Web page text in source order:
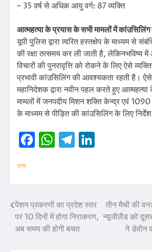
– 35 वर्ष से अधिक आयु वर्ग: 87 व्यक्ति
आत्महत्या के प्रयास के सभी मामलों में
यूपी पुलिस द्वारा त्वरित हस्तक्षेप के माध्यम से
की रक्षा तत्समय कर ली जाती है, लेकिनभविष्य में
विचारों की पुनरावृत्ति को रोकने के लिए ऐसे
प्रभावी कांउसिलिंग की आवश्यकता रहती है।
महानिदेशक द्वारा नवीन पहल करते हुए
मामलों में जनपदीय मिशन शक्ति केन्द्र एवं
के माध्यम से पीड़ित की कांउसिलिंग के लिए
Facebook
WhatsApp
Telegram
राज्य
Post
navigation
पेंशन प्रकरणों का प्रदेश स्तर
पर 10 दिनों में होगा निराकरण,
अब समय की होगी बचत
तीन मैचों की
न्यूजीलैंड को
ने डेवोन